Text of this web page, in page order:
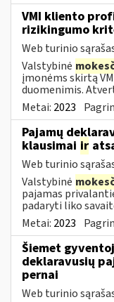
VMI kliento
rizikingumo
Web turinio
Valstybinė
įmonėms skirtą
duomenimis.
Metai: 2023
Pajamų
klausimai ir
Web turinio
Valstybinė
pajamas
padaryti liko
Metai: 2023
Šiemet
deklaravusių
pernai
Web turinio